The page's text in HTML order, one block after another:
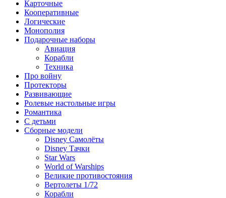
Карточные
Кооперативные
Логические
Монополия
Подарочные наборы
Авиация
Корабли
Техника
Про войну
Протекторы
Развивающие
Ролевые настольные игры
Романтика
С детьми
Сборные модели
Disney Самолёты
Disney Тачки
Star Wars
World of Warships
Великие противостояния
Вертолеты 1/72
Корабли